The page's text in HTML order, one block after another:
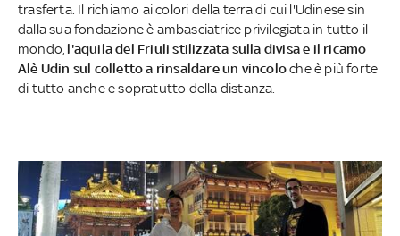
trasferta. Il richiamo ai colori della terra di cui l'Udinese sin
dalla sua fondazione è ambasciatrice privilegiata in tutto il
mondo, l'aquila del Friuli stilizzata sulla divisa e il ricamo
Alè Udin sul colletto a rinsaldare un vincoloche è più forte
di tutto anche e sopratutto della distanza.